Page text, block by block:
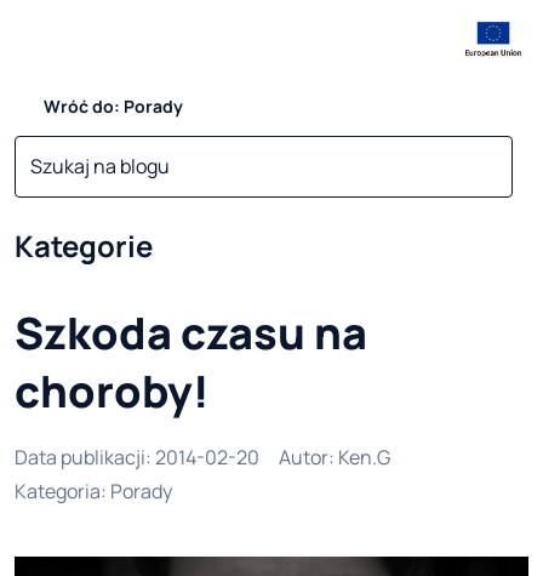
Wróć do: Porady
Kategorie
Szkoda czasu na
choroby!
Data publikacji: 2014-02-20 Autor: Ken.G
Kategoria: Porady